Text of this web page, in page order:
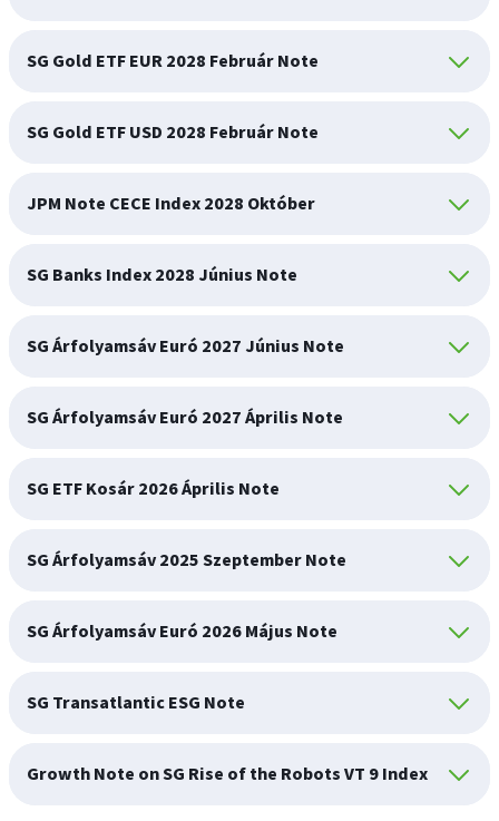
SG Gold ETF EUR 2028 Február Note
SG Gold ETF USD 2028 Február Note
JPM Note CECE Index 2028 Október
SG Banks Index 2028 Június Note
SG Árfolyamsáv Euró 2027 Június Note
SG Árfolyamsáv Euró 2027 Április Note
SG ETF Kosár 2026 Április Note
SG Árfolyamsáv 2025 Szeptember Note
SG Árfolyamsáv Euró 2026 Május Note
SG Transatlantic ESG Note
Growth Note on SG Rise of the Robots VT 9 Index